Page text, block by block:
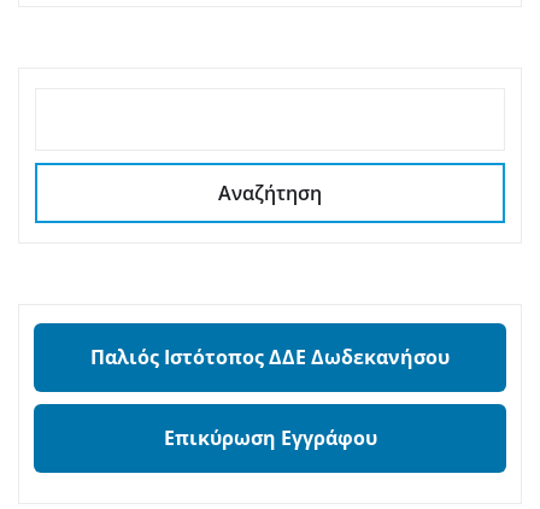
Αναζήτηση
Παλιός Ιστότοπος ΔΔΕ Δωδεκανήσου
Επικύρωση Εγγράφου